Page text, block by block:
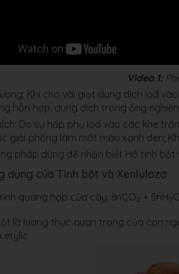
Video 1:
Khi cho vài giọt dung dịch Iod
hỗn hợp, dung dịch trong ống
Do sự hấp phụ Iod vào các khe
giải phóng làm mất màu xanh đen;
pháp dùng để nhận biết Hồ tinh
dụng của Tinh bột và Xenlulozơ
quang hợp của cây: 6nCO2 + 5nH2
là lương thực quan trọng của con
etylic